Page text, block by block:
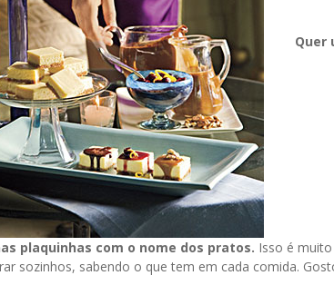
Quer
plaquinhas com o nome dos pratos. Isso é
sozinhos, sabendo o que tem em cada comida.